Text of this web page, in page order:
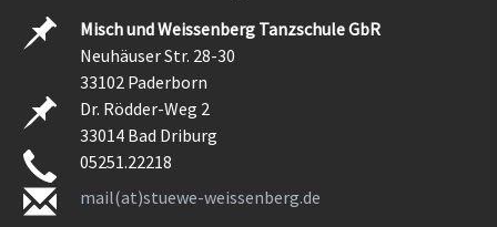
Misch und Weissenberg Tanzschule GbR
Neuhäuser Str. 28-30
33102 Paderborn
Dr. Rödder-Weg 2
33014 Bad Driburg
05251.22218
mail(at)stuewe-weissenberg.de